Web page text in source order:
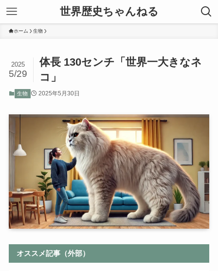
世界歴史ちゃんねる
ホーム 生物
体長 130センチ「世界一大きなネ
コ」
2025
5/29
生物 2025年5月30日
オススメ記事（外部）